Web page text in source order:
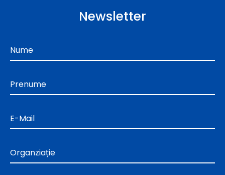
Newsletter
Nume
Prenume
E-Mail
Organziație